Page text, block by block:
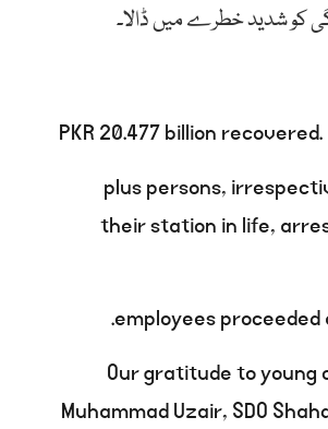
کو شدید خطرے میں ڈالا۔
PKR 20.477 billion recovered.
15000 plus persons,
their station in life,
Our gratitude to young
Muhammad Uzair, SDO